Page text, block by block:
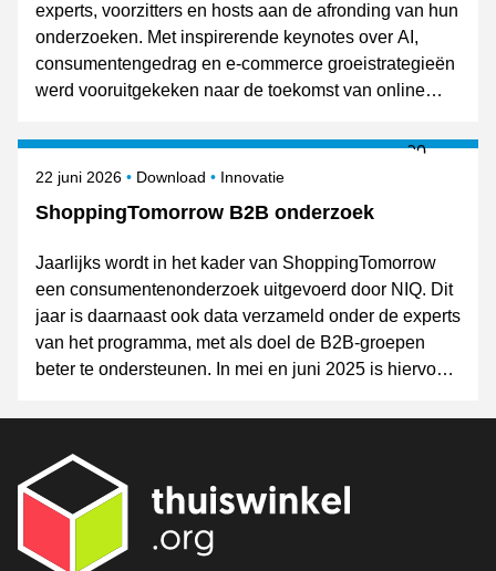
experts, voorzitters en hosts aan de afronding van hun
onderzoeken. Met inspirerende keynotes over AI,
consumentengedrag en e-commerce groeistrategieën
werd vooruitgekeken naar de toekomst van online
8 oktober gepresenteerd tijdens Shopping Today.
ShoppingTomorrow B2B onderzoek
Gepubliceerd op
22 juni 2026 Download Onderwerpen
Innovatie
Jaarlijks wordt in het kader van ShoppingTomorrow
een consumentenonderzoek uitgevoerd door NIQ. Dit
jaar is daarnaast ook data verzameld onder de experts
van het programma, met als doel de B2B-groepen
beter te ondersteunen. In mei en juni 2025 is hiervoor